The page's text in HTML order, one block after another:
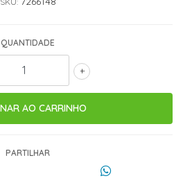
QUANTIDADE
+
PARTILHAR